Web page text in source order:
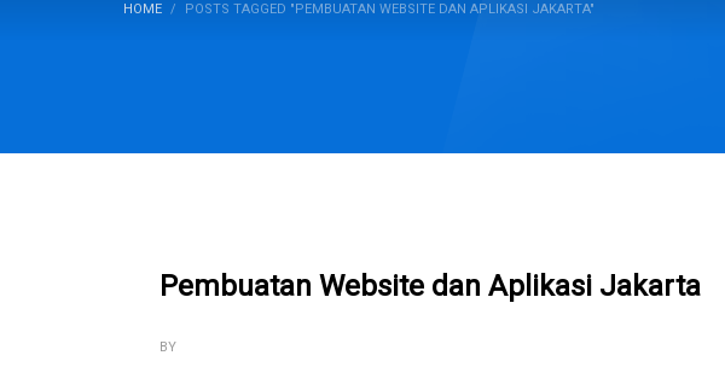
HOME POSTS TAGGED "PEMBUATAN WEBSITE DAN APLIKASI JAKARTA"
Pembuatan Website dan Aplikasi Jakarta
BY